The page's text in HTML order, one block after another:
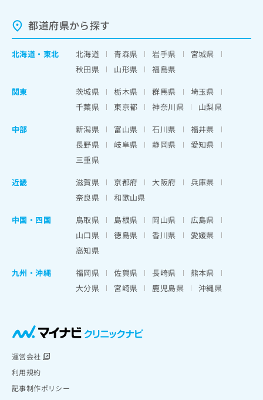
都道府県から探す
北海道 ・ 東北 北海道 青森県 岩手県
宮城県
秋田県
山形県
福島県
関東
茨城県 栃木県 群馬県
埼玉県
千葉県
東京都 神奈川県
山梨県
中部
新潟県 富山県 石川県
福井県
長野県
岐阜県 静岡県
愛知県
三重県
近畿
滋賀県 京都府 大阪府
兵庫県
奈良県
和歌山県
中国・四国
鳥取県 島根県 岡山県
広島県
山口県
徳島県 香川県
愛媛県
高知県
九州・沖縄
福岡県 佐賀県 長崎県
熊本県
大分県
宮崎県 鹿児島県 沖縄県
運営会社
利用規約
記事制作ポリシー